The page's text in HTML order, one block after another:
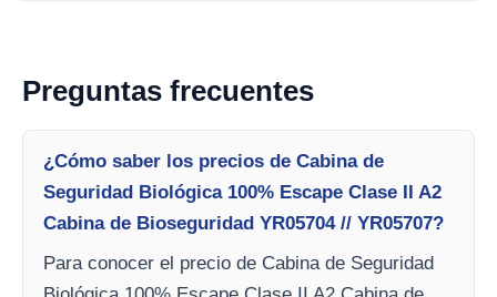
Preguntas frecuentes
¿Cómo saber los precios de Cabina de
Seguridad Biológica 100% Escape Clase II A2
Cabina de Bioseguridad YR05704 // YR05707?
Para conocer el precio de Cabina de Seguridad